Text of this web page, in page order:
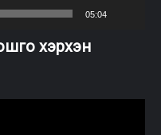
05:04
хэрхэн